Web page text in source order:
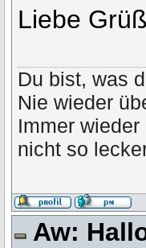
Liebe
Du bist, was
Nie wieder
Immer
nicht so
Aw: